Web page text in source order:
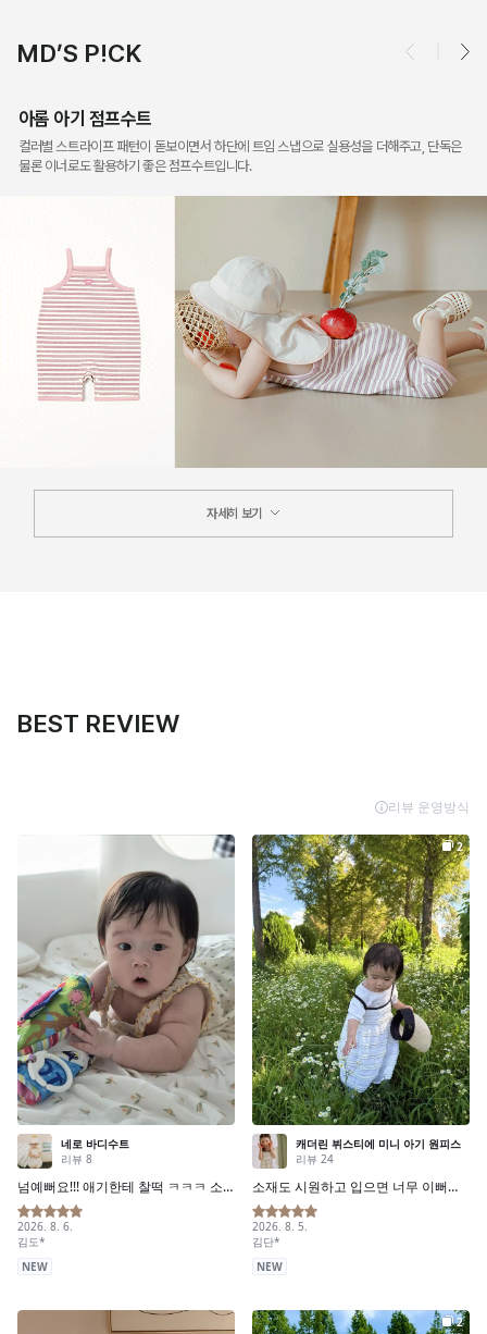
MD’S P!CK
아롬 아기 점프수트
컬러별 스트라이프 패턴이 돋보이면서 하단에 트임 스냅으로 실용성을 더해주고, 단독은
물론 이너로도 활용하기 좋은 점프수트입니다.
자세히 보기
BEST REVIEW